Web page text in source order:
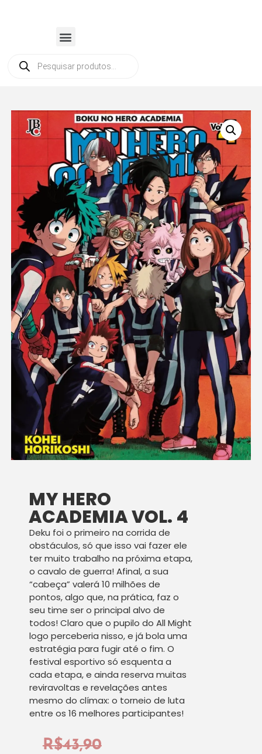
MY HERO
ACADEMIA VOL. 4
Deku foi o primeiro na corrida de
obstáculos, só que isso vai fazer ele
ter muito trabalho na próxima etapa,
o cavalo de guerra! Afinal, a sua
“cabeça” valerá 10 milhões de
pontos, algo que, na prática, faz o
seu time ser o principal alvo de
todos! Claro que o pupilo do All Might
logo perceberia nisso, e já bola uma
estratégia para fugir até o fim. O
festival esportivo só esquenta a
cada etapa, e ainda reserva muitas
reviravoltas e revelações antes
mesmo do clímax: o torneio de luta
entre os 16 melhores participantes!
R$43,90